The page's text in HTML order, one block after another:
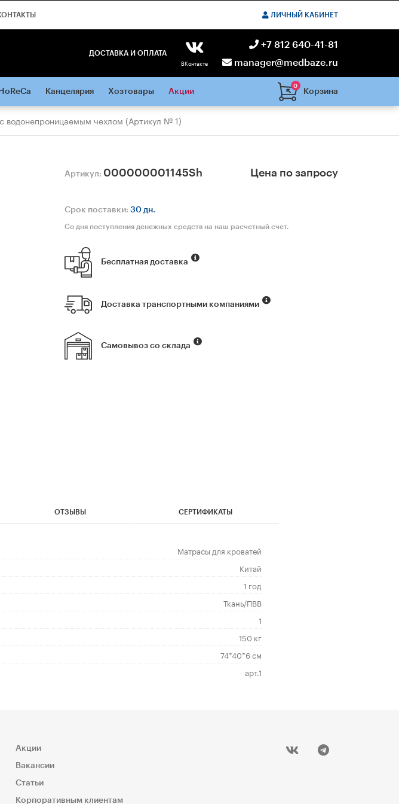
ЛИЧНЫЙ КАБИНЕТ
ДОСТАВКА И ОПЛАТА
ВКонтакте
+7 812 640-41-81
manager@medbaze.ru
0
Корзина
HoReCa Канцелярия Хозтовары Акции
водонепроницаемым чехлом (Артикул № 1)
Артикул: 000000001145Sh Цена по запросу
Срок поставки:30 дн.
Со дня поступления денежных средств на наш расчетный счет.
Бесплатная доставка
Доставка транспортными компаниями
Самовывоз со склада
ОТЗЫВЫ СЕРТИФИКАТЫ
Матрасы для кроватей
Китай
1 год
Ткань/ПВВ
1
150 кг
74*40*6 см
арт.1
Акции
Вакансии
Статьи
Корпоративным клиентам